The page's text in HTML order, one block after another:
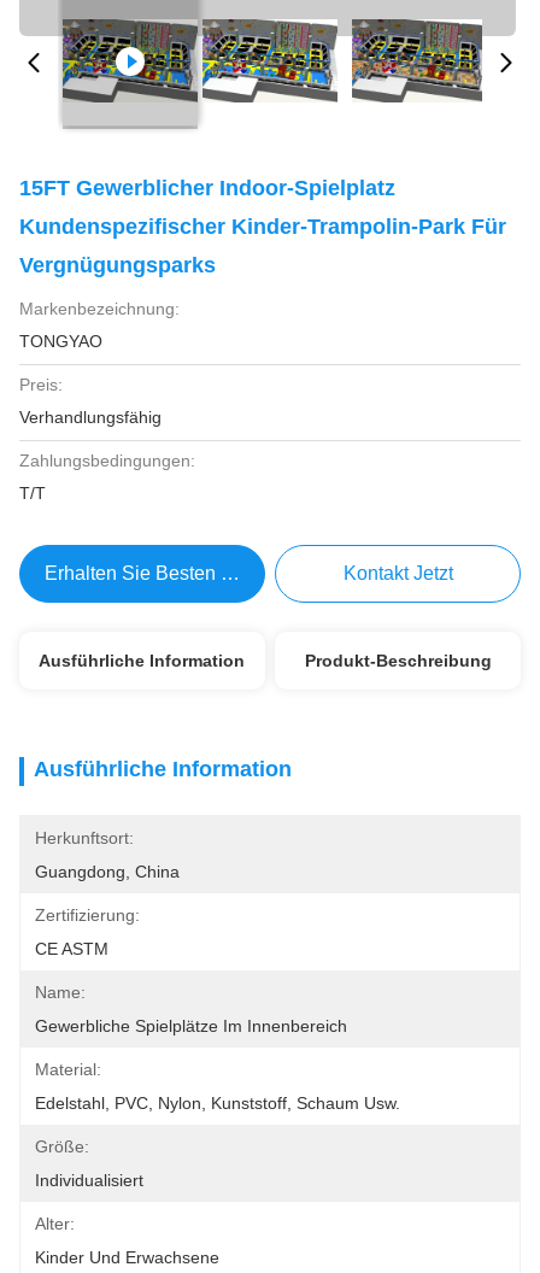
15FT Gewerblicher Indoor-Spielplatz
Kundenspezifischer Kinder-Trampolin-Park Für
Vergnügungsparks
Markenbezeichnung:
TONGYAO
Preis:
Verhandlungsfähig
Zahlungsbedingungen:
T/T
Erhalten Sie Besten Preis Kontakt Jetzt
Ausführliche Information Produkt-Beschreibung
Ausführliche Information
Herkunftsort:
Guangdong, China
Zertifizierung:
CE ASTM
Name:
Gewerbliche Spielplätze Im Innenbereich
Material:
Edelstahl, PVC, Nylon, Kunststoff, Schaum Usw.
Größe:
Individualisiert
Alter:
Kinder Und Erwachsene